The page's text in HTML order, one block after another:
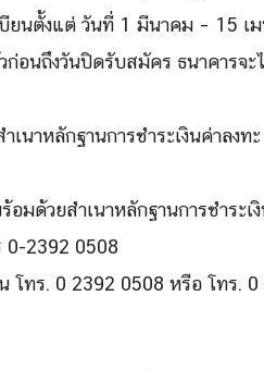
บียนตั้งแต่ วันที่ 1 มีนาคม – 15 เ
นถึงวันปิดรับสมัคร ธนาคารจะ
นาหลักฐานการชำระเงินค่าลงทะ
มด้วยสำเนาหลักฐานการชำระเ
0-2392 0508
ทร. 0 2392 0508 หรือ โทร. 0